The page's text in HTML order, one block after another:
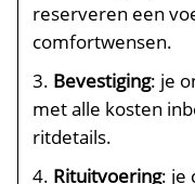
reserveren een
comfortwensen.
Bevestiging: je
met alle kosten
ritdetails.
Rituitvoering: je